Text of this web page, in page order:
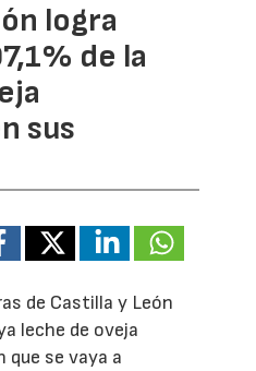
logra
de la
sus
de Castilla y León
leche de oveja
que se vaya a